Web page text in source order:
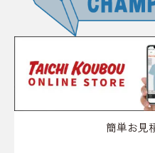
簡単お見